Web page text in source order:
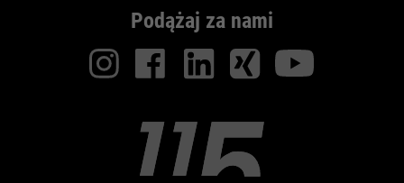
Podążaj za nami